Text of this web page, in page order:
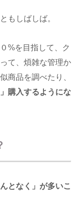
もしばしば。
%を目指して、ク
て、煩雑な管理か
商品を調べたり、
購入するようにな
となく」が多いこ